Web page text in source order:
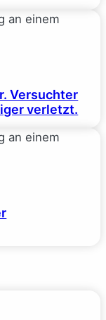
Versuchter
verletzt.